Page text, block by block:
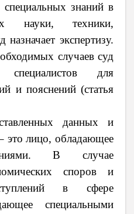
знаний в
науки, техники,
назначает экспертизу.
случаев суд
специалистов для
и пояснений (статья
данных и
это лицо, обладающее
В случае
споров и
в сфере
специальными